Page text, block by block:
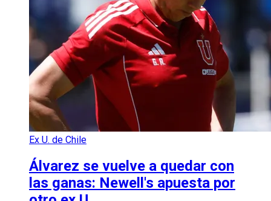
Ex U. de Chile
Álvarez se vuelve a quedar con
las ganas: Newell's apuesta por